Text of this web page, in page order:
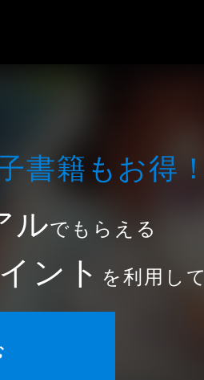
書籍もお得！
ルでもらえる
ント を利用して